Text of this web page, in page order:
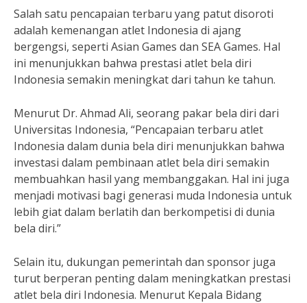
Salah satu pencapaian terbaru yang patut disoroti
adalah kemenangan atlet Indonesia di ajang
bergengsi, seperti Asian Games dan SEA Games. Hal
ini menunjukkan bahwa prestasi atlet bela diri
Indonesia semakin meningkat dari tahun ke tahun.
Menurut Dr. Ahmad Ali, seorang pakar bela diri dari
Universitas Indonesia, “Pencapaian terbaru atlet
Indonesia dalam dunia bela diri menunjukkan bahwa
investasi dalam pembinaan atlet bela diri semakin
membuahkan hasil yang membanggakan. Hal ini juga
menjadi motivasi bagi generasi muda Indonesia untuk
lebih giat dalam berlatih dan berkompetisi di dunia
bela diri.”
Selain itu, dukungan pemerintah dan sponsor juga
turut berperan penting dalam meningkatkan prestasi
atlet bela diri Indonesia. Menurut Kepala Bidang